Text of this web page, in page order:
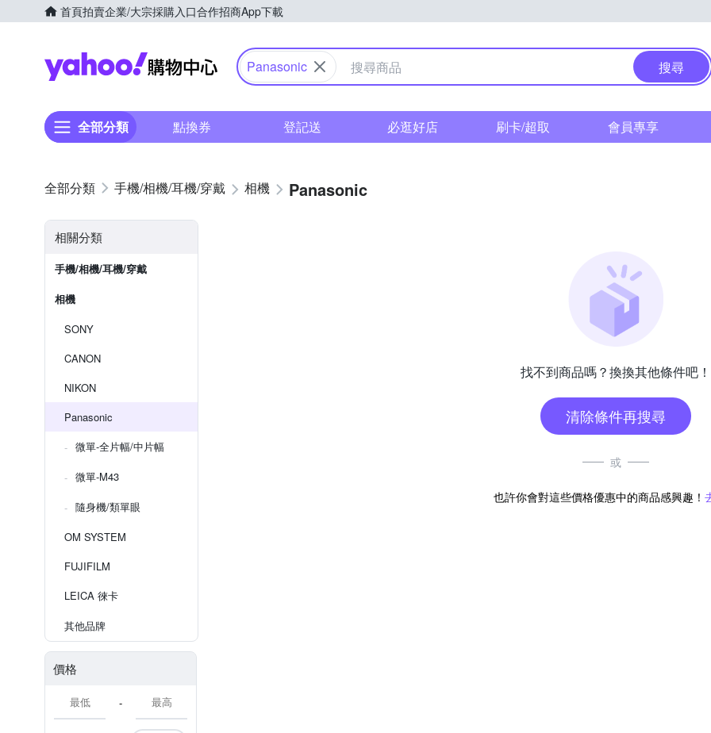
首頁拍賣企業/大宗採購入口合作招商App下載
Yahoo購物中心
Panasonic 搜尋
全部分類 點換券 登記送 必逛好店 刷卡/超取 會員專享
手機/相機/耳機/穿戴 相機 Panasonic
相關分類
手機/相機/耳機/穿戴
相機
SONY
CANON
NIKON
Panasonic
微單-全片幅/中片幅
微單-M43
隨身機/類單眼
OM SYSTEM
FUJIFILM
LEICA 徠卡
其他品牌
價格
-
找不到商品嗎？換換其他條件吧！
清除條件再搜尋
或
也許你會對這些價格優惠中的商品感興趣！